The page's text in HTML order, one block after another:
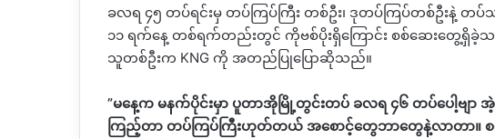
ခလရ ၄၅ တပ်ရင်းမှ တပ်ကြပ်ကြီး တစ်ဦး၊ ဒုတပ်ကြပ်တစ်ဦးနဲ့ တပ်
၁၁ ရက်နေ့ တစ်ရက်တည်းတွင် ကိုဗစ်ပိုးရှိကြောင်း စစ်ဆေးတွေ့ရှိခဲ့
သူတစ်ဦးက KNG ကို အတည်ပြုပြောဆိုသည်။
”မနေ့က မနက်ပိုင်းမှာ ပူတာအိုမြို့တွင်းတပ် ခလရ ၄၆ တပ်ပေါ့ဗျာ
ကြည့်တာ တပ်ကြပ်ကြီးဟုတ်တယ် အစောင့်တွေဘာတွေနဲ့လာတာ။